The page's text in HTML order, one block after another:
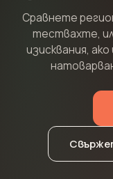
Сравнете
тествахте,
изисквания,